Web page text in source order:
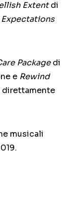
Extentdi
Packagedi
e Rewind
direttamente
musicali